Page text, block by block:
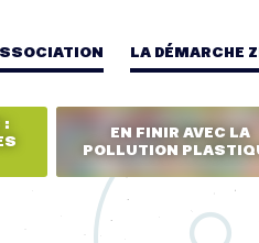
LA DÉMARCHE
:
EN FINIR AVEC LA
POLLUTION